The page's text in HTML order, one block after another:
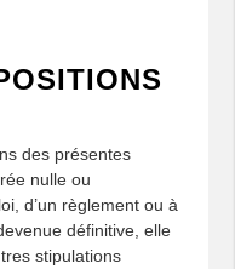
des présentes
nulle ou
d’un règlement ou à
définitive, elle
stipulations